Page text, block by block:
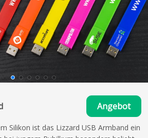
Angebot
Silikon ist das Lizzard USB Armband ein